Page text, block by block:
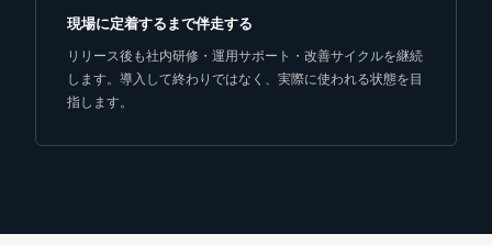
現場に定着するまで伴走する
リリース後も社内研修・運用サポート・改善サイクルを継続
します。導入して終わりではなく、実際に使われる状態を目
指します。